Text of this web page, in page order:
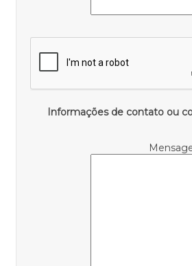
Informações de contato ou